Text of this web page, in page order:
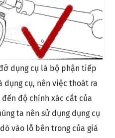
dụng cụ là bộ phận tiếp
cụ, nên việc thoát ra
độ chính xác cắt của
ta nên sử dụng dụng cụ
vào lỗ bên trong của giá